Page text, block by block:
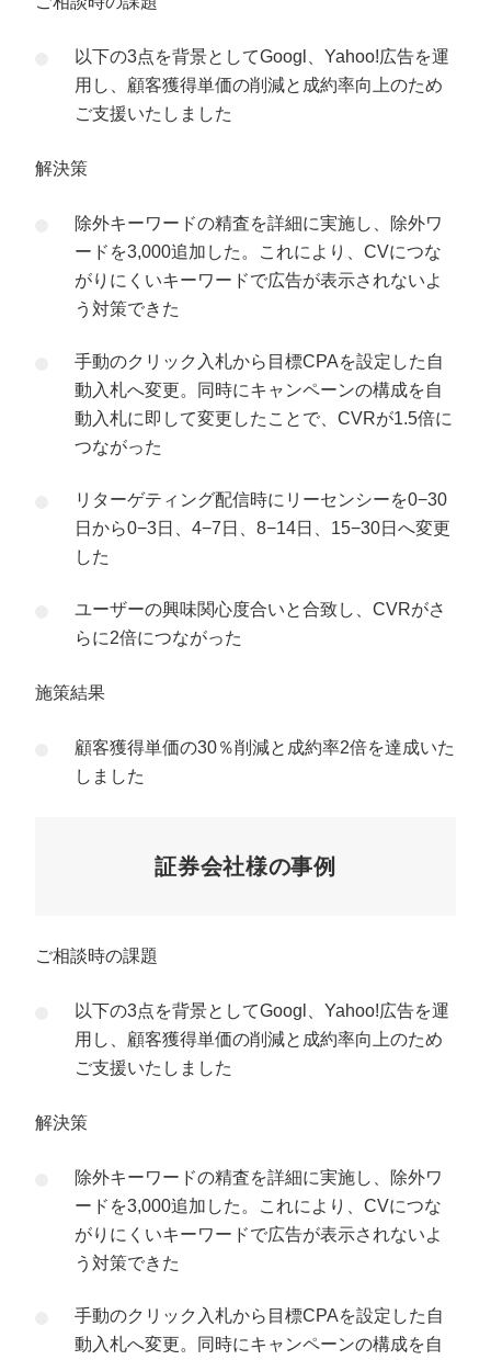
以下の3点を背景としてGoogl、Yahoo!広告を運
用し、顧客獲得単価の削減と成約率向上のため
ご支援いたしました
解決策
除外キーワードの精査を詳細に実施し、除外ワ
ードを3,000追加した。これにより、CVにつな
がりにくいキーワードで広告が表示されないよ
う対策できた
手動のクリック入札から目標CPAを設定した自
動入札へ変更。同時にキャンペーンの構成を自
動入札に即して変更したことで、CVRが1.5倍に
つながった
リターゲティング配信時にリーセンシーを0−30
日から0−3日、4−7日、8−14日、15−30日へ変更
した
ユーザーの興味関心度合いと合致し、CVRがさ
らに2倍につながった
施策結果
顧客獲得単価の30％削減と成約率2倍を達成いた
しました
証券会社様の事例
ご相談時の課題
以下の3点を背景としてGoogl、Yahoo!広告を運
用し、顧客獲得単価の削減と成約率向上のため
ご支援いたしました
解決策
除外キーワードの精査を詳細に実施し、除外ワ
ードを3,000追加した。これにより、CVにつな
がりにくいキーワードで広告が表示されないよ
う対策できた
手動のクリック入札から目標CPAを設定した自
動入札へ変更。同時にキャンペーンの構成を自